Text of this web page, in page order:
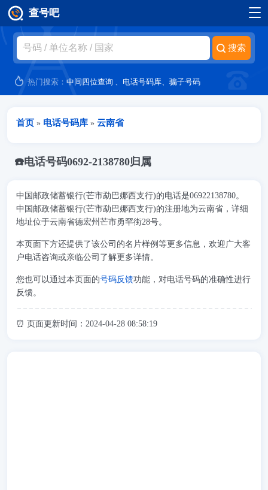
跳转到主要内容
查号吧
热门搜索：中间四位查询 、 电话号码库、骗子号码
当前位置
首页 » 电话号码库 » 云南省
☎️电话号码0692-2138780归属
中国邮政储蓄银行(芒市勐巴娜西支行)的电话是06922138780。
中国邮政储蓄银行(芒市勐巴娜西支行)的注册地为云南省，详细
地址位于云南省德宏州芒市勇罕街28号。
本页面下方还提供了该公司的名片样例等更多信息，欢迎广大客
户电话咨询或亲临公司了解更多详情。
您也可以通过本页面的号码反馈功能，对电话号码的准确性进行
反馈。
⏰ 页面更新时间：2024-04-28 08:58:19